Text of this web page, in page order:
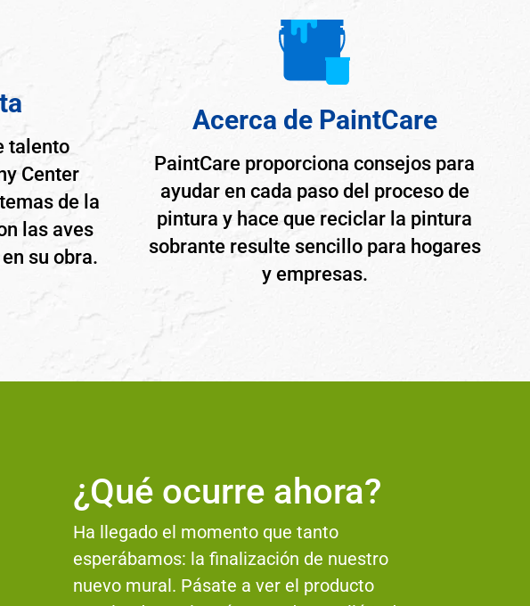
talento
Center
de la
las aves
su obra.
Acerca de PaintCare
PaintCare proporciona consejos para
ayudar en cada paso del proceso de
pintura y hace que reciclar la pintura
sobrante resulte sencillo para hogares
y empresas.
¿Qué ocurre ahora?
Ha llegado el momento que tanto
esperábamos: la finalización de nuestro
nuevo mural. Pásate a ver el producto